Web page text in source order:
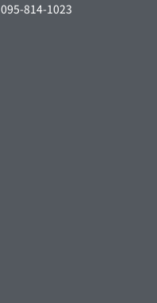
095-814-1023